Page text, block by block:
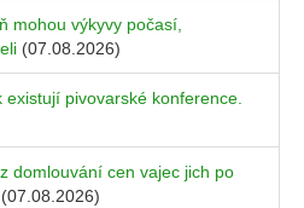
mohou výkyvy počasí,
(07.08.2026)
existují pivovarské konference.
domlouvání cen vajec jich po
(07.08.2026)